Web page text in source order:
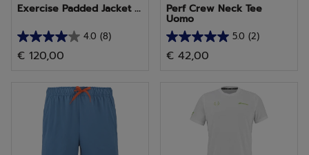
Exercise Padded Jacket ...
4.0 (8)
4.0
su
stelle.
recensioni
€ 120,00
Perf Crew Neck Tee
Uomo
5.0 (2)
5.0
su
recensioni
€ 42,00